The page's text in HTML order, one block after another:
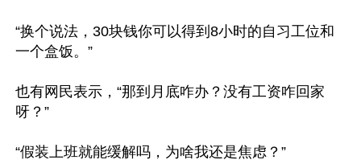
“换个说法，30块钱你可以得到8小时的自习工位和
一个盒饭。”
也有网民表示，“那到月底咋办？没有工资咋回家
呀？”
“假装上班就能缓解吗，为啥我还是焦虑？”